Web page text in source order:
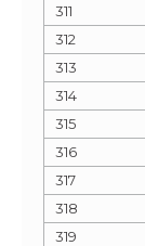
311
312
313
314
315
316
317
318
319